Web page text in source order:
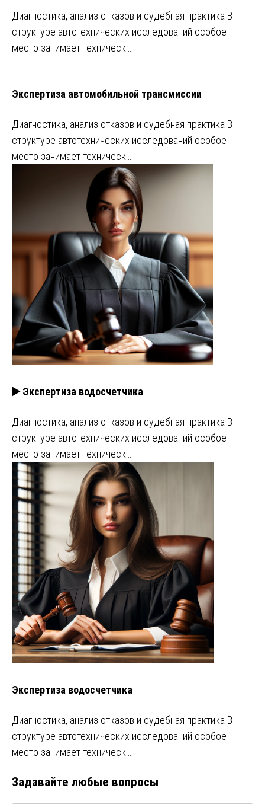
Диагностика, анализ отказов и судебная практика В
структуре автотехнических исследований особое
место занимает техническ…
Экспертиза автомобильной трансмиссии
Диагностика, анализ отказов и судебная практика В
структуре автотехнических исследований особое
место занимает техническ…
▶️ Экспертиза водосчетчика
Диагностика, анализ отказов и судебная практика В
структуре автотехнических исследований особое
место занимает техническ…
Экспертиза водосчетчика
Диагностика, анализ отказов и судебная практика В
структуре автотехнических исследований особое
место занимает техническ…
Задавайте любые вопросы